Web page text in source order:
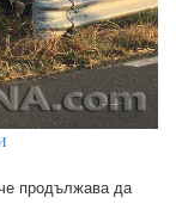
продължава да